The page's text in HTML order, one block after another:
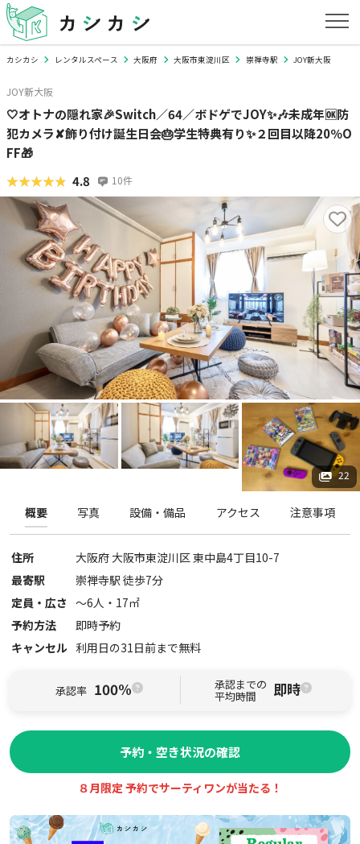
カシカシ レンタルスペース 大阪府 大阪市東淀川区 崇禅寺駅 JOY新大阪
JOY新大阪
🤍オトナの隠れ家🎉Switch／64／ボドゲでJOY✨🎶未成年🆗防
犯カメラ✘飾り付け誕生日会🎂学生特典有り✨２回目以降20％O
FF🎁
★★★★★
★★★★★ 4.8 10件
22
概要 写真 設備・備品 アクセス 注意事項
住所 大阪府大阪市東淀川区東中島4丁目10-7
最寄駅
崇禅寺駅 徒歩7分
定員・広さ 〜6人・ 17㎡
予約方法
即時予約
キャンセル 利用日の31日前まで無料
承認率 100% 承認までの
平均時間 即時
予約・空き状況の確認
８月限定 予約でサーティワンが当たる！